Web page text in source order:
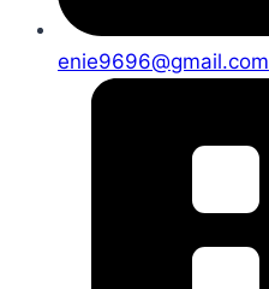
enie9696@gmail.com